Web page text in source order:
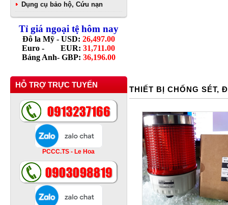
Dụng cụ bảo hộ, Cứu nạn
Tỉ giá ngoại tệ hôm nay
Đô la Mỹ - USD: 26,497.00
Euro - EUR: 31,711.00
Bảng Anh- GBP: 36,196.00
HỖ TRỢ TRỰC TUYẾN
PCCC.TS - Le Hoa
THIẾT BỊ CHỐNG SÉT,